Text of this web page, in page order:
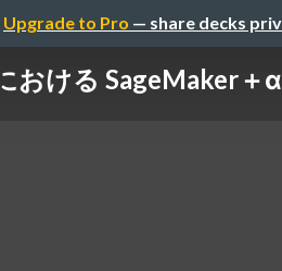
Upgrade to Pro — share decks
おける SageMaker